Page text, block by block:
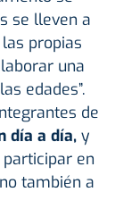
se lleven a
propias
una
edades”.
de
día a día, y
en
también a